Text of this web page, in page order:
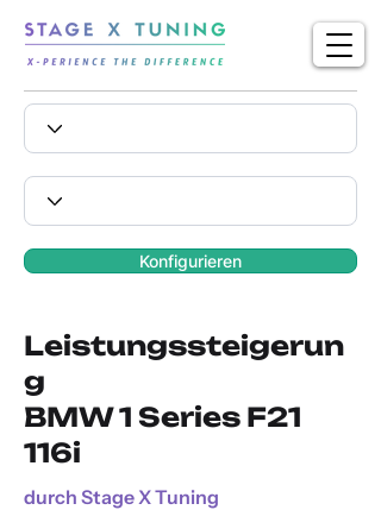
Konfigurieren
Leistungssteigerun
g
BMW 1 Series F21
116i
durch Stage X Tuning